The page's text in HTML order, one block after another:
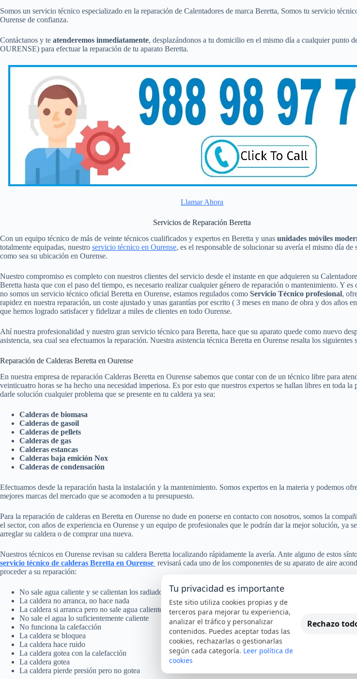
Somos un servicio técnico especializado en la reparación de Calentadores de marca Beretta, Somos tu servicio
Ourense de confianza.
Contáctanos y te atenderemos inmediatamente, desplazándonos a tu domicilio en el mismo día a cualquier punto
OURENSE) para efectuar la reparación de tu aparato Beretta.
Llamar Ahora
Servicios de Reparación Beretta
Con un equipo técnico de más de veinte técnicos cualificados y expertos en Beretta y unas unidades móviles
totalmente equipadas, nuestro servicio técnico en Ourense, es el responsable de solucionar su avería el mismo día de
como sea su ubicación en Ourense.
Nuestro compromiso es completo con nuestros clientes del servicio desde el instante en que adquieren su
Beretta hasta que con el paso del tiempo, es necesario realizar cualquier género de reparación o mantenimiento. Y es
no somos un servicio técnico oficial Beretta en Ourense, estamos regulados como Servicio Técnico profesional,
rapidez en nuestra reparación, un coste ajustado y unas garantías por escrito ( 3 meses en mano de obra y dos años
que hemos logrado satisfacer y fidelizar a miles de clientes en todo Ourense.
Ahí nuestra profesionalidad y nuestro gran servicio técnico para Beretta, hace que su aparato quede como nuevo
asistencia, sea cual sea efectuamos la reparación. Nuestra asistencia técnica Beretta en Ourense resalta los siguientes
Reparación de Calderas Beretta en Ourense
En nuestra empresa de reparación Calderas Beretta en Ourense sabemos que contar con de un técnico libre para
veinticuatro horas se ha hecho una necesidad imperiosa. Es por esto que nuestros expertos se hallan libres en toda la
darle solución cualquier problema que se presente en tu caldera ya sea:
Calderas de biomasa
Calderas de gasoil
Calderas de pellets
Calderas de gas
Calderas estancas
Calderas baja emición Nox
Calderas de condensación
Efectuamos desde la reparación hasta la instalación y la mantenimiento. Somos expertos en la materia y podemos
mejores marcas del mercado que se acomoden a tu presupuesto.
Para la reparación de calderas en Beretta en Ourense no dude en ponerse en contacto con nosotros, somos la
el sector, con años de experiencia en Ourense y un equipo de profesionales que le podrán dar la mejor solución, ya
arreglar su caldera o de comprar una nueva.
Nuestros técnicos en Ourense revisan su caldera Beretta localizando rápidamente la avería. Ante alguno de estos
servicio técnico de calderas Beretta en Ourense revisará cada uno de los componentes de su aparato de aire
proceder a su reparación:
No sale agua caliente y se calientan los radiadores
La caldera no arranca, no hace nada
La caldera si arranca pero no sale agua caliente
No sale el agua lo suficientemente caliente
No funciona la calefacción
La caldera se bloquea
La caldera hace ruido
La caldera gotea con la calefacción
La caldera gotea
La caldera pierde presión pero no gotea
Tu privacidad es importante
Este sitio utiliza cookies propias y de
terceros para mejorar tu experiencia,
analizar el tráfico y personalizar
contenidos. Puedes aceptar todas las
cookies, rechazarlas o gestionarlas
según cada categoría. Leer política de
cookies
Rechazo